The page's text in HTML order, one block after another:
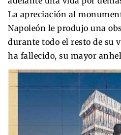
La apreciación al
Napoleón le produjo una
durante todo el resto de su
ha fallecido, su mayor